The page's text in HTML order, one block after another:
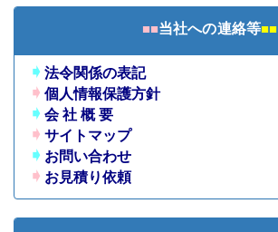
■■当社への連絡等■■
➧法令関係の表記
➧個人情報保護方針
➧会 社 概 要
➧サイトマップ
➧ お問い合わせ
➧ お見積り依頼